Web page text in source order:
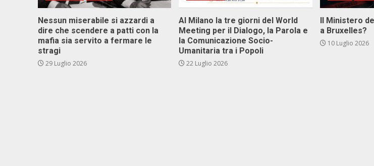
Nessun miserabile si azzardi a
dire che scendere a patti con la
mafia sia servito a fermare le
stragi
29 Luglio 2026
Al Milano la tre giorni del World
Meeting per il Dialogo, la Parola e
la Comunicazione Socio-
Umanitaria tra i Popoli
22 Luglio 2026
Il Ministero
a Bruxelles?
10 Luglio 2026